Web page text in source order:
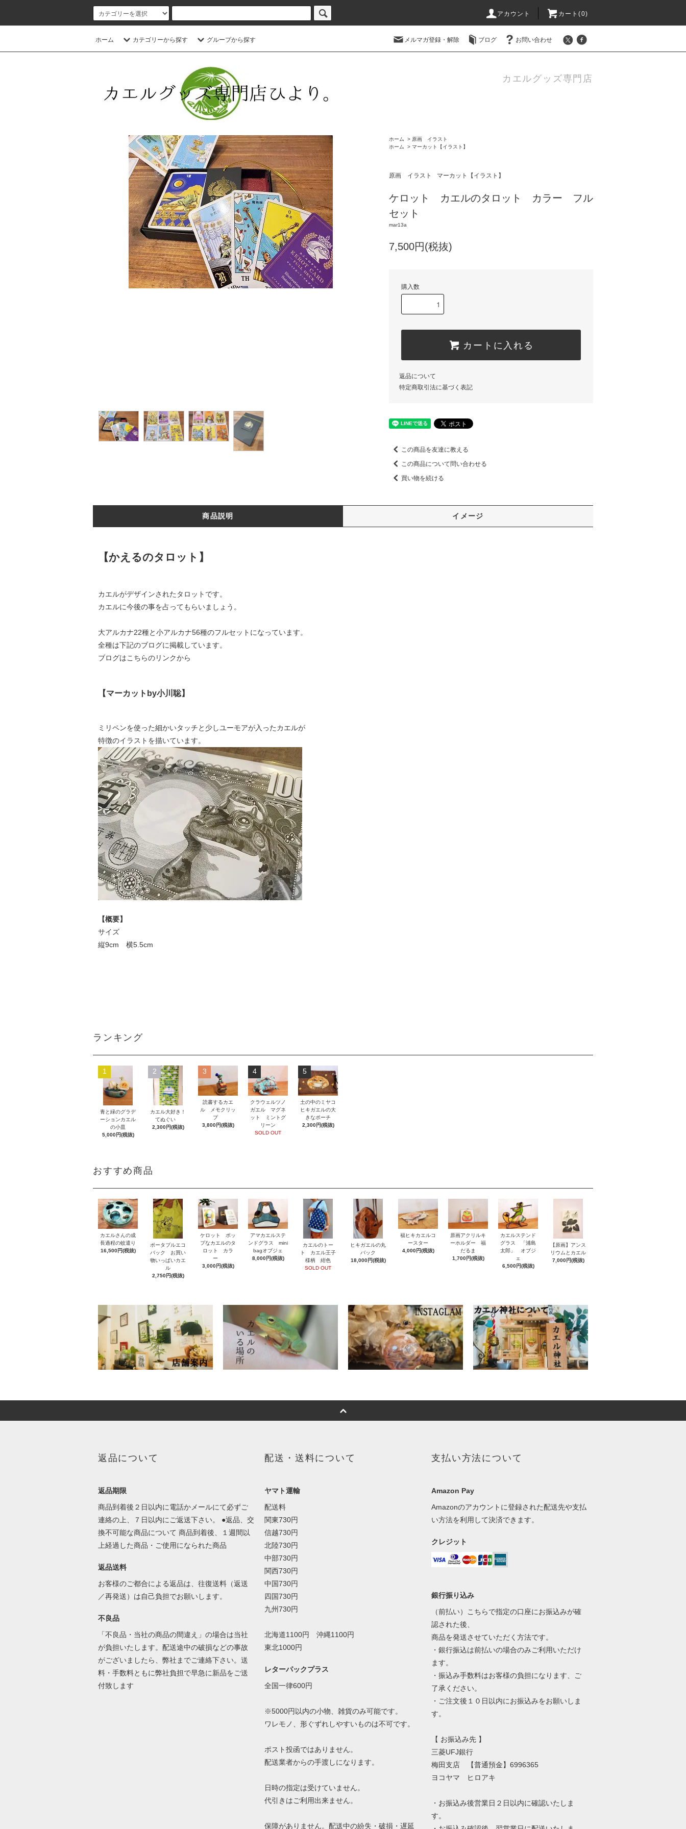
アカウント カート(0)
ホーム カテゴリーから探す グループから探す メルマガ登録・解除 ブログ お問い合わせ
カエルグッズ専門店
ホーム > 原画 イラスト
ホーム
> マーカット【イラスト】
原画 イラスト マーカット【イラスト】
ケロット カエルのタロット カラー フル
セット
mar13a
7,500円(税抜)
購入数
カートに入れる
返品について
特定商取引法に基づく表記
この商品を友達に教える
この商品について問い合わせる
買い物を続ける
商品説明 イメージ
【かえるのタロット】
カエルがデザインされたタロットです。
カエルに今後の事を占ってもらいましょう。
大アルカナ22種と小アルカナ56種のフルセットになっています。
全種は下記のブログに掲載しています。
ブログはこちらのリンクから
【マーカットby小川聡】
ミリペンを使った細かいタッチと少しユーモアが入ったカエルが
特徴のイラストを描いています。
【概要】
サイズ
縦9cm 横5.5cm
ランキング
1
青と緑のグラデ
ーションカエル
の小皿
5,000円(税抜)
2
カエル大好き！
てぬぐい
2,300円(税抜)
3
読書するカエ
ル メモクリッ
プ
3,800円(税抜)
4
クラウェルツノ
ガエル マグネ
ット ミントグ
リーン
SOLD OUT
5
土の中のミヤコ
ヒキガエルの大
きなポーチ
2,300円(税抜)
おすすめ商品
カエルさんの成
長過程の蚊遣り
16,500円(税抜)
ポータブルエコ
バック お買い
物いっぱいカエ
ル
2,750円(税抜)
ケロット ポッ
プなカエルのタ
ロット カラ
ー
3,000円(税抜)
アマカエルステ
ンドグラス mini
bagオブジェ
8,000円(税抜)
カエルのトー
ト カエル王子
様柄 紺色
SOLD OUT
ヒキガエルの丸
バック
18,000円(税抜)
福ヒキカエルコ
ースター
4,000円(税抜)
原画アクリルキ
ーホルダー 福
だるま
1,700円(税抜)
カエルステンド
グラス 「浦島
太郎」 オブジ
ェ
6,500円(税抜)
【原画】アンス
リウムとカエル
7,000円(税抜)
返品について
返品期限
商品到着後２日以内に電話かメールにて必ずご
連絡の上、７日以内にご返送下さい。 ●返品、交
換不可能な商品について 商品到着後、１週間以
上経過した商品・ご使用になられた商品
返品送料
お客様のご都合による返品は、往復送料（返送
／再発送）は自己負担でお願いします。
不良品
「不良品・当社の商品の間違え」の場合は当社
が負担いたします。配送途中の破損などの事故
がございましたら、弊社までご連絡下さい。送
料・手数料ともに弊社負担で早急に新品をご送
付致します
配送・送料について
ヤマト運輸
配送料
関東730円
信越730円
北陸730円
中部730円
関西730円
中国730円
四国730円
九州730円
北海道1100円 沖縄1100円
東北1000円
レターパックプラス
全国一律600円
※5000円以内の小物、雑貨のみ可能です。
ワレモノ、形ぐずれしやすいものは不可です。
ポスト投函ではありません。
配送業者からの手渡しになります。
日時の指定は受けていません。
代引きはご利用出来ません。
保障がありません。配送中の紛失・破損・遅延
支払い方法について
Amazon Pay
Amazonのアカウントに登録された配送先や支払
い方法を利用して決済できます。
クレジット
銀行振り込み
（前払い）こちらで指定の口座にお振込みが確
認された後、
商品を発送させていただく方法です。
・銀行振込は前払いの場合のみご利用いただけ
ます。
・振込み手数料はお客様の負担になります、ご
了承ください。
・ご注文後１０日以内にお振込みをお願いしま
す。
【 お振込み先 】
三菱UFJ銀行
梅田支店 【普通預金】6996365
ヨコヤマ ヒロアキ
・お振込み後営業日２日以内に確認いたしま
す。